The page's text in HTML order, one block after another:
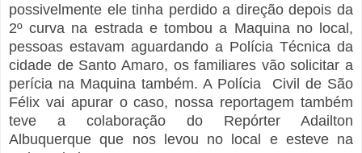
possivelmente ele tinha perdido a direção depois da
2º curva na estrada e tombou a Maquina no local,
pessoas estavam aguardando a Polícia Técnica da
cidade de Santo Amaro, os familiares vão solicitar a
perícia na Maquina também. A Polícia Civil de São
Félix vai apurar o caso, nossa reportagem também
teve a colaboração do Repórter Adailton
Albuquerque que nos levou no local e esteve na